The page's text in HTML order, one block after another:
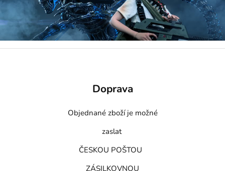
Doprava
Objednané zboží je možné
zaslat
ČESKOU POŠTOU
ZÁSILKOVNOU